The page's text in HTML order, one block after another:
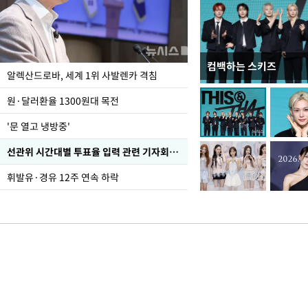
알렉산드로바, 세계 1위 사발렌카 격침
원·달러환율 1300원대 목전
'문 열고 냉방중'
선관위 시간대별 투표율 입력 관련 기자회견하는 주진우 의원
휘발유·경유 12주 연속 하락
컴백하는 스키즈
폭염 속 주말 풍경은?